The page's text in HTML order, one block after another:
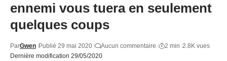
ennemi vous tuera en seulement
quelques coups
Dernière modification 29/05/2020
ParGwen Publié 29 mai 2020 Aucun commentaire 2 min 2.8K vues